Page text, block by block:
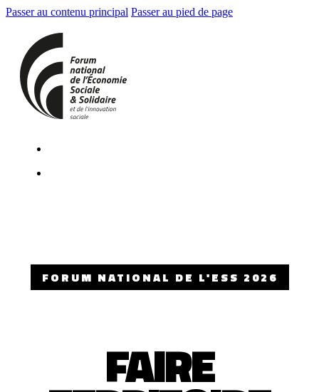
Passer au contenu principal Passer au pied de page
FORUM NATIONAL DE L'ESS 2026
FAIRE